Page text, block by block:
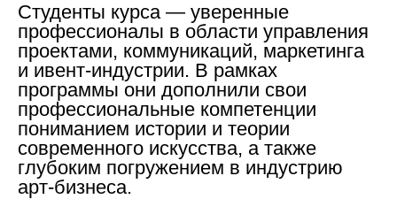
Студенты курса— уверенные
профессионалы в области управления
проектами, коммуникаций, маркетинга
и ивент-индустрии. В рамках
программы они дополнили свои
профессиональные компетенции
пониманием истории и теории
современного искусства, а также
глубоким погружением в индустрию
арт-бизнеса.